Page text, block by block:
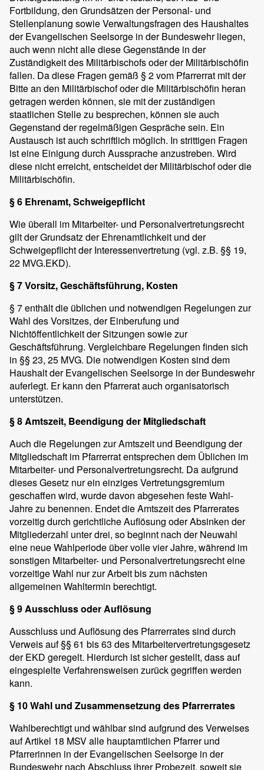
Fortbildung, den Grundsätzen der Personal- und
Stellenplanung sowie Verwaltungsfragen des Haushaltes
der Evangelischen Seelsorge in der Bundeswehr liegen,
auch wenn nicht alle diese Gegenstände in der
Zuständigkeit des Militärbischofs oder der Militärbischöfin
fallen. Da diese Fragen gemäß § 2 vom Pfarrerrat mit der
Bitte an den Militärbischof oder die Militärbischöfin heran
getragen werden können, sie mit der zuständigen
staatlichen Stelle zu besprechen, können sie auch
Gegenstand der regelmäßigen Gespräche sein. Ein
Austausch ist auch schriftlich möglich. In strittigen Fragen
ist eine Einigung durch Aussprache anzustreben. Wird
diese nicht erreicht, entscheidet der Militärbischof oder die
Militärbischöfin.
§ 6 Ehrenamt, Schweigepflicht
Wie überall im Mitarbeiter- und Personalvertretungsrecht
gilt der Grundsatz der Ehrenamtlichkeit und der
Schweigepflicht der Interessenvertretung (vgl. z.B. §§ 19,
22 MVG.EKD).
§ 7 Vorsitz, Geschäftsführung, Kosten
§ 7 enthält die üblichen und notwendigen Regelungen zur
Wahl des Vorsitzes, der Einberufung und
Nichtöffentlichkeit der Sitzungen sowie zur
Geschäftsführung. Vergleichbare Regelungen finden sich
in §§ 23, 25 MVG. Die notwendigen Kosten sind dem
Haushalt der Evangelischen Seelsorge in der Bundeswehr
auferlegt. Er kann den Pfarrerat auch organisatorisch
unterstützen.
§ 8 Amtszeit, Beendigung der Mitgliedschaft
Auch die Regelungen zur Amtszeit und Beendigung der
Mitgliedschaft im Pfarrerrat entsprechen dem Üblichen im
Mitarbeiter- und Personalvertretungsrecht. Da aufgrund
dieses Gesetz nur ein einziges Vertretungsgremium
geschaffen wird, wurde davon abgesehen feste Wahl-
Jahre zu benennen. Endet die Amtszeit des Pfarrerates
vorzeitig durch gerichtliche Auflösung oder Absinken der
Mitgliederzahl unter drei, so beginnt nach der Neuwahl
eine neue Wahlperiode über volle vier Jahre, während im
sonstigen Mitarbeiter- und Personalvertretungsrecht eine
vorzeitige Wahl nur zur Arbeit bis zum nächsten
allgemeinen Wahltermin berechtigt.
§ 9 Ausschluss oder Auflösung
Ausschluss und Auflösung des Pfarrerrates sind durch
Verweis auf §§ 61 bis 63 des Mitarbeitervertretungsgesetz
der EKD geregelt. Hierdurch ist sicher gestellt, dass auf
eingespielte Verfahrensweisen zurück gegriffen werden
kann.
§ 10 Wahl und Zusammensetzung des Pfarrerrates
Wahlberechtigt und wählbar sind aufgrund des Verweises
auf Artikel 18 MSV alle hauptamtlichen Pfarrer und
Pfarrerinnen in der Evangelischen Seelsorge in der
Bundeswehr nach Abschluss ihrer Probezeit, soweit sie